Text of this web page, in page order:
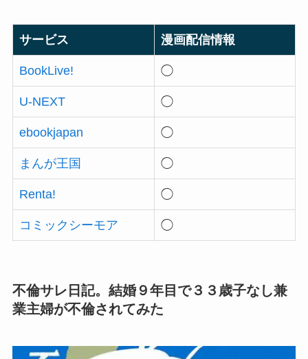
サービス 漫画配信情報
BookLive! ◯
U-NEXT ◯
ebookjapan ◯
まんが王国 ◯
Renta! ◯
コミックシーモア ◯
不倫サレ日記。結婚９年目で３３歳子なし兼
業主婦が不倫されてみた